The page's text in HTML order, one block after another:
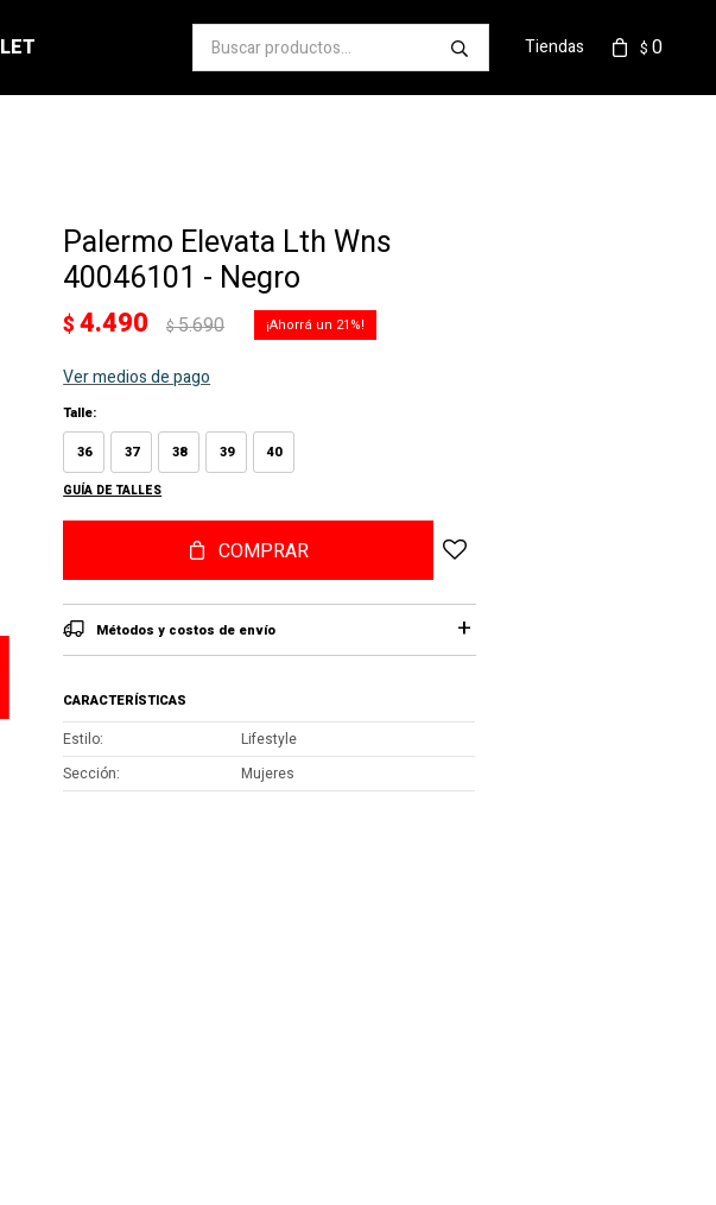
$ 0
Tiendas
Palermo Elevata Lth Wns
40046101 - Negro
$ 4.490 $5.690 21
Ver medios de pago
Talle:
36
37 38 39 40
GUÍA DE TALLES
COMPRAR
Métodos y costos de envío
CARACTERÍSTICAS
Estilo
Lifestyle
Sección
Mujeres